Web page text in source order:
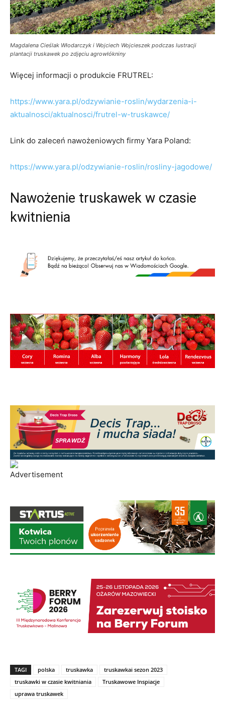
Magdalena Cieślak Włodarczyk i Wojciech Wojcieszek podczas lustracji
plantacji truskawek po zdjęciu agrowłókniny
Więcej informacji o produkcie FRUTREL:
https://www.yara.pl/odzywianie-roslin/wydarzenia-i-
aktualnosci/aktualnosci/frutrel-w-truskawce/
Link do zaleceń nawożeniowych firmy Yara Poland:
https://www.yara.pl/odzywianie-roslin/rosliny-jagodowe/
Nawożenie truskawek w czasie
kwitnienia
TAGI polska truskawka
truskawkai sezon 2023
truskawki w czasie kwitniania
Truskawowe Inspiacje
uprawa truskawek